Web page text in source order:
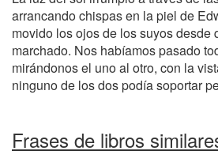
arrancando chispas en la piel de
movido los ojos de los suyos desde
marchado. Nos habíamos pasado
mirándonos el uno al otro, con la
ninguno de los dos podía soportar
Frases de libros